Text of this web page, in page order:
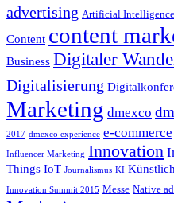
advertising Artificial Intelligence
Content content
Business Digitaler
Digitalisierung
Marketing dmexco
2017 dmexco experience e-commerce
Influencer Marketing Innovation
Things IoT Journalismus KI
Innovation Summit 2015 Messe Native